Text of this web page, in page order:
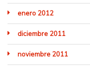
enero 2012
diciembre 2011
noviembre 2011